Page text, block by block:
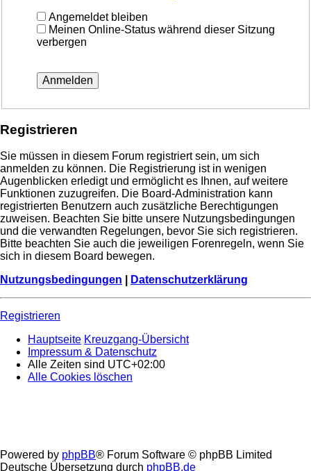
Angemeldet bleiben
Meinen Online-Status während dieser Sitzung
verbergen
Registrieren
Sie müssen in diesem Forum registriert sein, um sich
anmelden zu können. Die Registrierung ist in wenigen
Augenblicken erledigt und ermöglicht es Ihnen, auf weitere
Funktionen zuzugreifen. Die Board-Administration kann
registrierten Benutzern auch zusätzliche Berechtigungen
zuweisen. Beachten Sie bitte unsere Nutzungsbedingungen
und die verwandten Regelungen, bevor Sie sich registrieren.
Bitte beachten Sie auch die jeweiligen Forenregeln, wenn Sie
sich in diesem Board bewegen.
Nutzungsbedingungen
Datenschutzerklärung
Registrieren
Hauptseite Kreuzgang-Übersicht
Impressum & Datenschutz
Alle Zeiten sind UTC+02:00
Alle Cookies löschen
Powered by phpBB® Forum Software © phpBB Limited
Deutsche Übersetzung durch phpBB.de